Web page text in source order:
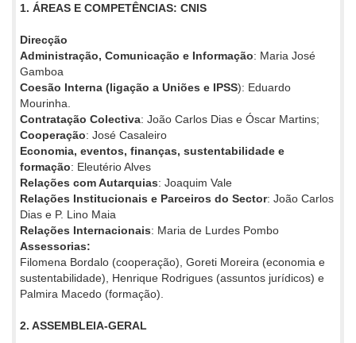
1. ÁREAS E COMPETÊNCIAS: CNIS
Direcção
Administração, Comunicação e Informação: Maria José
Gamboa
Coesão Interna (ligação a Uniões e IPSS): Eduardo
Mourinha.
Contratação Colectiva: João Carlos Dias e Óscar Martins;
Cooperação: José Casaleiro
Economia, eventos, finanças, sustentabilidade e
formação: Eleutério Alves
Relações com Autarquias: Joaquim Vale
Relações Institucionais e Parceiros do Sector: João Carlos
Dias e P. Lino Maia
Relações Internacionais: Maria de Lurdes Pombo
Assessorias:
Filomena Bordalo (cooperação), Goreti Moreira (economia e
sustentabilidade), Henrique Rodrigues (assuntos jurídicos) e
Palmira Macedo (formação).
2. ASSEMBLEIA-GERAL